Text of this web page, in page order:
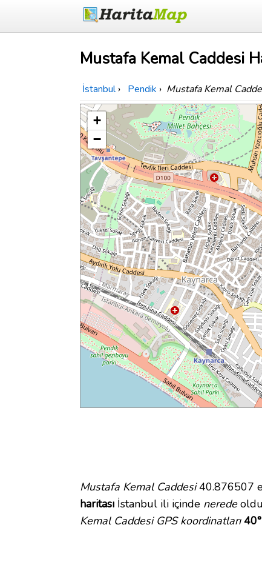
Mustafa Kemal Caddesi
İstanbul › Pendik › Mustafa Kemal
+
−
Mustafa Kemal Caddesi40.876507
haritası İstanbul ili içinde nerede
Kemal Caddesi GPS koordinatları